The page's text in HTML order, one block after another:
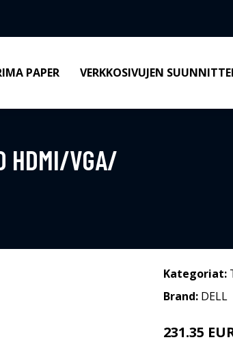
PAPER VERKKOSIVUJEN
HDMI/VGA/
Kategoriat:
Brand: DELL
231.35